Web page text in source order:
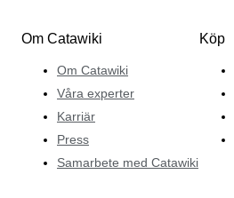
Om Catawiki
Om Catawiki
Våra experter
Karriär
Press
Samarbete med Catawiki
Köp